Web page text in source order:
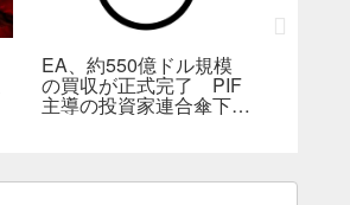
EA、約550億ドル規模
の買収が正式完了 PIF
主導の投資家連合傘下で
満